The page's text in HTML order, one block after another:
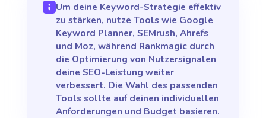
Um deine Keyword-Strategie effektiv
zu stärken, nutze Tools wie Google
Keyword Planner, SEMrush, Ahrefs
und Moz, während Rankmagic durch
die Optimierung von Nutzersignalen
deine SEO-Leistung weiter
verbessert. Die Wahl des passenden
Tools sollte auf deinen individuellen
Anforderungen und Budget basieren.